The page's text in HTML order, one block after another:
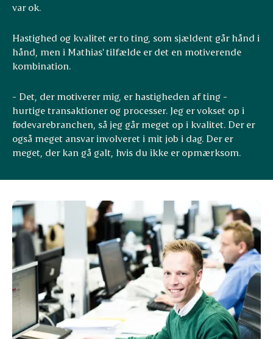
var ok.
Hastighed og kvalitet er to ting, som sjældent går hånd i
hånd, men i Mathias' tilfælde er det en motiverende
kombination.
- Det, der motiverer mig, er hastigheden af ting -
hurtige transaktioner og processer. Jeg er vokset op i
fødevarebranchen, så jeg går meget op i kvalitet. Der er
også meget ansvar involveret i mit job i dag. Der er
meget, der kan gå galt, hvis du ikke er opmærksom.